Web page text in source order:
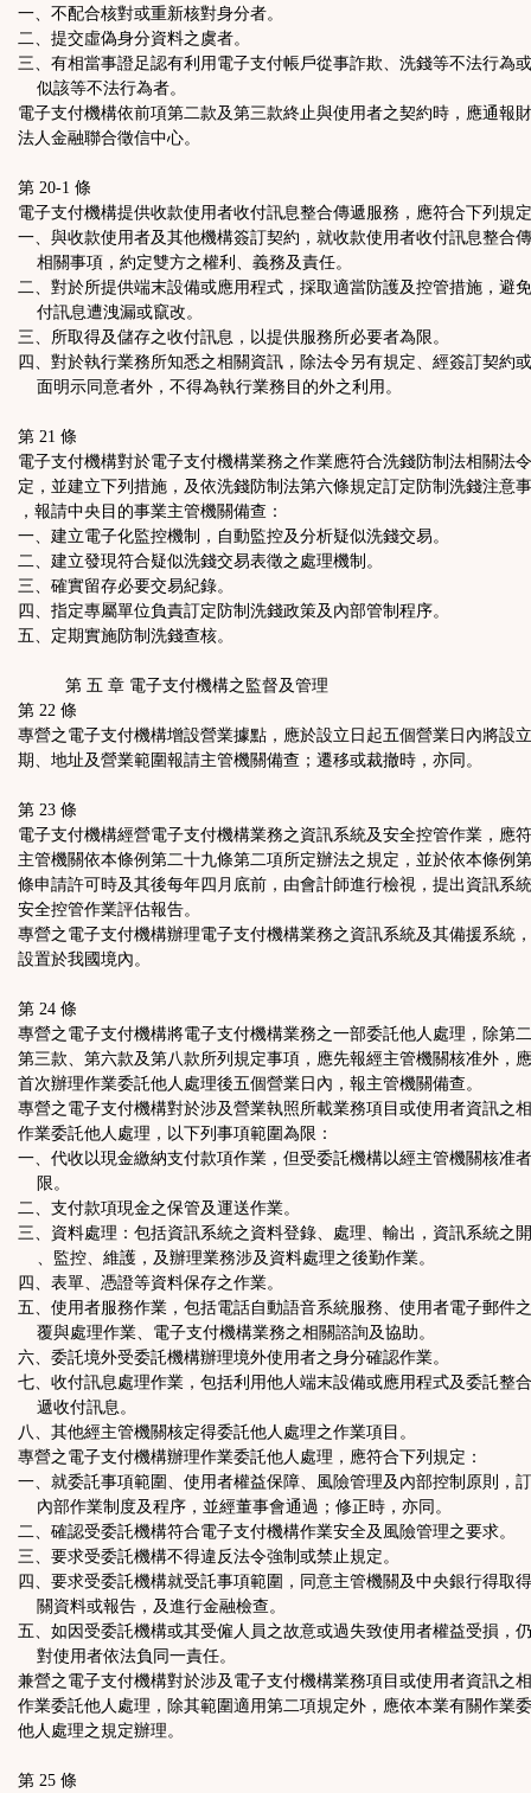
一、不配合核對或重新核對身分者。
二、提交虛偽身分資料之虞者。
三、有相當事證足認有利用電子支付帳戶從事詐欺、洗錢等不法行為
似該等不法行為者。
電子支付機構依前項第二款及第三款終止與使用者之契約時，應通報
法人金融聯合徵信中心。
第 20-1 條
電子支付機構提供收款使用者收付訊息整合傳遞服務，應符合下列規
一、與收款使用者及其他機構簽訂契約，就收款使用者收付訊息整合
相關事項，約定雙方之權利、義務及責任。
二、對於所提供端末設備或應用程式，採取適當防護及控管措施，避
付訊息遭洩漏或竄改。
三、所取得及儲存之收付訊息，以提供服務所必要者為限。
四、對於執行業務所知悉之相關資訊，除法令另有規定、經簽訂契約
面明示同意者外，不得為執行業務目的外之利用。
第 21 條
電子支付機構對於電子支付機構業務之作業應符合洗錢防制法相關法
定，並建立下列措施，及依洗錢防制法第六條規定訂定防制洗錢注意
，報請中央目的事業主管機關備查：
一、建立電子化監控機制，自動監控及分析疑似洗錢交易。
二、建立發現符合疑似洗錢交易表徵之處理機制。
三、確實留存必要交易紀錄。
四、指定專屬單位負責訂定防制洗錢政策及內部管制程序。
五、定期實施防制洗錢查核。
第 五 章 電子支付機構之監督及管理
第 22 條
專營之電子支付機構增設營業據點，應於設立日起五個營業日內將設
期、地址及營業範圍報請主管機關備查；遷移或裁撤時，亦同。
第 23 條
電子支付機構經營電子支付機構業務之資訊系統及安全控管作業，應
主管機關依本條例第二十九條第二項所定辦法之規定，並於依本條例
條申請許可時及其後每年四月底前，由會計師進行檢視，提出資訊系
安全控管作業評估報告。
專營之電子支付機構辦理電子支付機構業務之資訊系統及其備援系統
設置於我國境內。
第 24 條
專營之電子支付機構將電子支付機構業務之一部委託他人處理，除第
第三款、第六款及第八款所列規定事項，應先報經主管機關核准外，
首次辦理作業委託他人處理後五個營業日內，報主管機關備查。
專營之電子支付機構對於涉及營業執照所載業務項目或使用者資訊之
作業委託他人處理，以下列事項範圍為限：
一、代收以現金繳納支付款項作業，但受委託機構以經主管機關核准
限。
二、支付款項現金之保管及運送作業。
三、資料處理：包括資訊系統之資料登錄、處理、輸出，資訊系統之
、監控、維護，及辦理業務涉及資料處理之後勤作業。
四、表單、憑證等資料保存之作業。
五、使用者服務作業，包括電話自動語音系統服務、使用者電子郵件
覆與處理作業、電子支付機構業務之相關諮詢及協助。
六、委託境外受委託機構辦理境外使用者之身分確認作業。
七、收付訊息處理作業，包括利用他人端末設備或應用程式及委託整
遞收付訊息。
八、其他經主管機關核定得委託他人處理之作業項目。
專營之電子支付機構辦理作業委託他人處理，應符合下列規定：
一、就委託事項範圍、使用者權益保障、風險管理及內部控制原則，
內部作業制度及程序，並經董事會通過；修正時，亦同。
二、確認受委託機構符合電子支付機構作業安全及風險管理之要求。
三、要求受委託機構不得違反法令強制或禁止規定。
四、要求受委託機構就受託事項範圍，同意主管機關及中央銀行得取
關資料或報告，及進行金融檢查。
五、如因受委託機構或其受僱人員之故意或過失致使用者權益受損，
對使用者依法負同一責任。
兼營之電子支付機構對於涉及電子支付機構業務項目或使用者資訊之
作業委託他人處理，除其範圍適用第二項規定外，應依本業有關作業
他人處理之規定辦理。
第 25 條